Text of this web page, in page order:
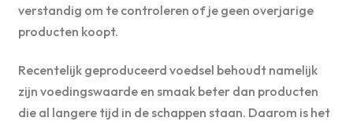
verstandig om te controleren of je geen overjarige
producten koopt.
Recentelijk geproduceerd voedsel behoudt namelijk
zijn voedingswaarde en smaak beter dan producten
die al langere tijd in de schappen staan. Daarom is het